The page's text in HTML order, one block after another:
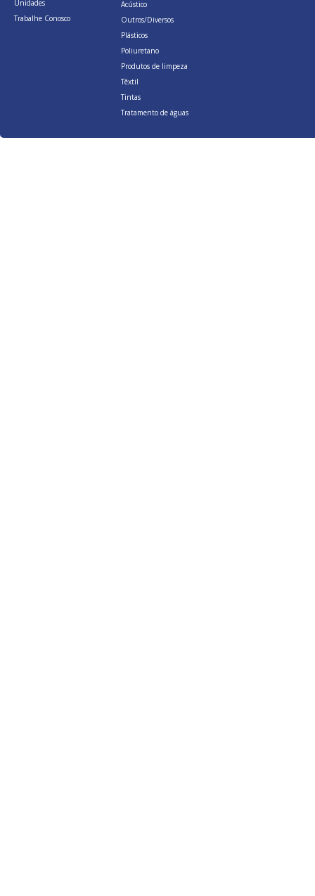
Unidades
Trabalhe Conosco
Acústico
Outros/Diversos
Plásticos
Poliuretano
Produtos de limpeza
Têxtil
Tintas
Tratamento de águas